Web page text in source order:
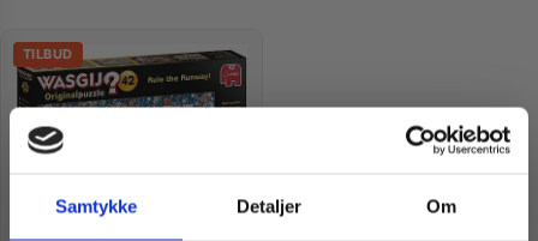
Samtykke Detaljer Om
TILBUD